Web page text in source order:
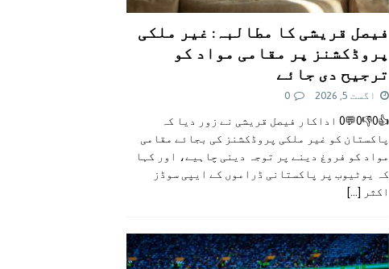
فیصل قریشی کا مطالبہ: غیر ملکی
پروڈکشنز پر مقامی مواد کو
ترجیح دی جائے
اگست 5, 2026 0
👍0👎0💬0 اداکار فیصل قریشی نے زور دیا کہ
پاکستان کو غیر ملکی پروڈکشنز کی بجائے مقامی
مواد کو فروغ دینے پر توجہ دینی چاہیے، اور کہا
کہ یوٹیوب پر پاکستانی ڈراموں کے ایپی سوڈز
اکثر
[...]